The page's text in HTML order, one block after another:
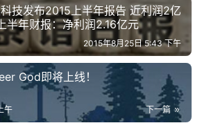
科技发布2015上半年报告 近利润2亿
半年财报：净利润2.16亿元
2015年8月25日 5:43 下午
God即将上线！
下一篇
午